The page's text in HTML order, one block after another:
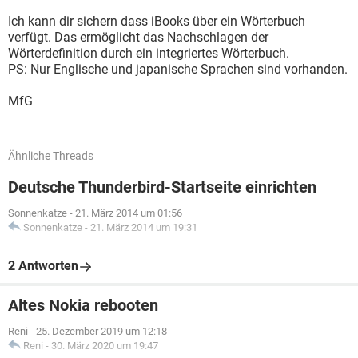
Ich kann dir sichern dass iBooks über ein Wörterbuch
verfügt. Das ermöglicht das Nachschlagen der
Wörterdefinition durch ein integriertes Wörterbuch.
PS: Nur Englische und japanische Sprachen sind vorhanden.
MfG
Ähnliche Threads
Deutsche Thunderbird-Startseite einrichten
Sonnenkatze - 21. März 2014 um 01:56
Sonnenkatze - 21. März 2014 um 19:31
2 Antworten
Altes Nokia rebooten
Reni - 25. Dezember 2019 um 12:18
Reni - 30. März 2020 um 19:47